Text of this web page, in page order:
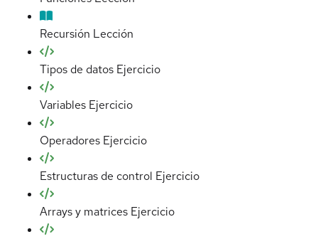
Recursión Lección
Tipos de datos Ejercicio
Variables Ejercicio
Operadores Ejercicio
Estructuras de control Ejercicio
Arrays y matrices Ejercicio